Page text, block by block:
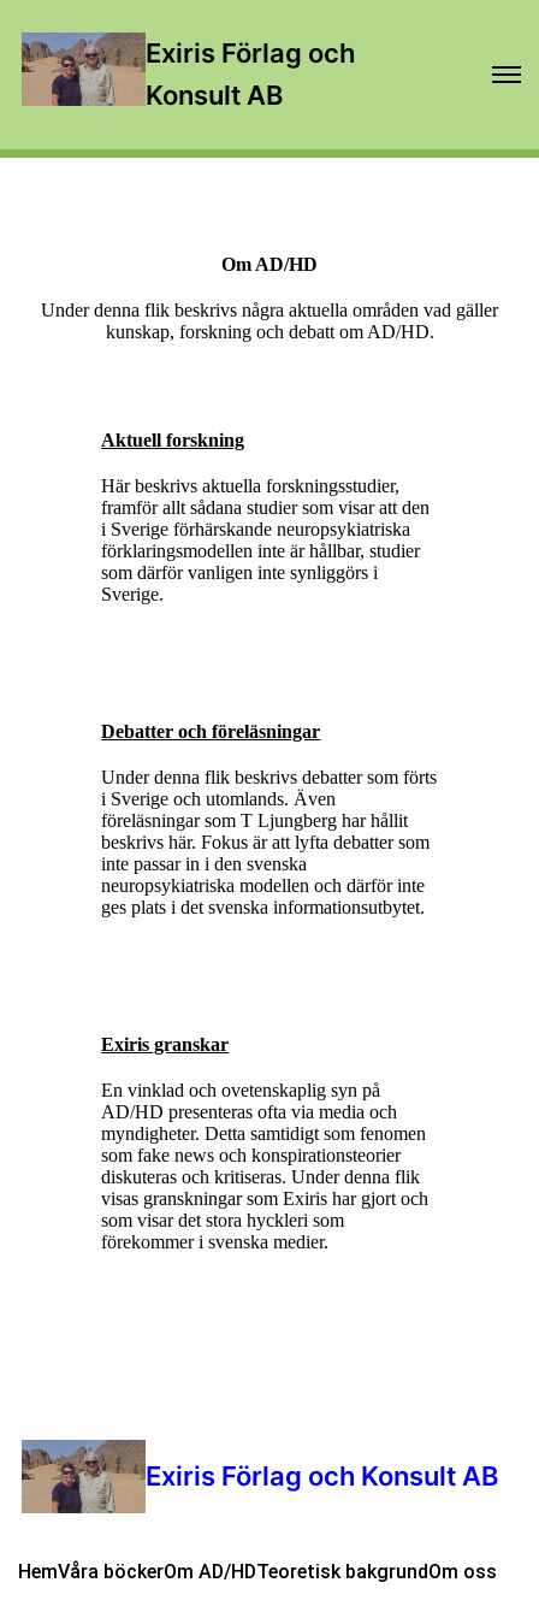
Exiris Förlag och
Konsult AB
Om AD/HD
Under denna flik beskrivs några aktuella områden vad gäller
kunskap, forskning och debatt om AD/HD.
Aktuell forskning
Här beskrivs aktuella forskningsstudier,
framför allt sådana studier som visar att den
i Sverige förhärskande neuropsykiatriska
förklaringsmodellen inte är hållbar, studier
som därför vanligen inte synliggörs i
Sverige.
Debatter och föreläsningar
Under denna flik beskrivs debatter som förts
i Sverige och utomlands. Även
föreläsningar som T Ljungberg har hållit
beskrivs här. Fokus är att lyfta debatter som
inte passar in i den svenska
neuropsykiatriska modellen och därför inte
ges plats i det svenska informationsutbytet.
Exiris granskar
En vinklad och ovetenskaplig syn på
AD/HD presenteras ofta via media och
myndigheter. Detta samtidigt som fenomen
som fake news och konspirationsteorier
diskuteras och kritiseras. Under denna flik
visas granskningar som Exiris har gjort och
som visar det stora hyckleri som
förekommer i svenska medier.
Exiris Förlag och Konsult AB
HemVåra böckerOm AD/HDTeoretisk bakgrundOm oss